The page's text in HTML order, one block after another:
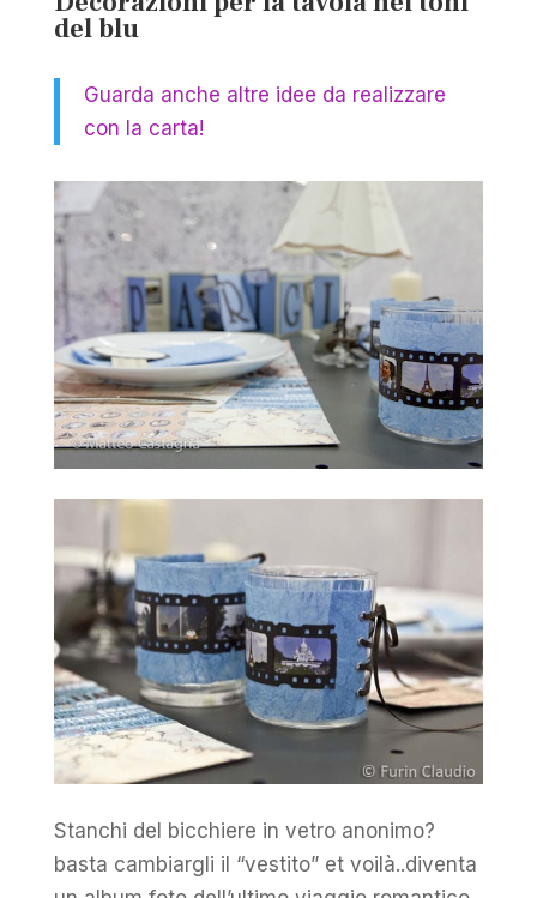
del blu
Guarda anche altre idee da realizzare
con la carta!
Stanchi del bicchiere in vetro anonimo?
basta cambiargli il “vestito” et voilà..diventa